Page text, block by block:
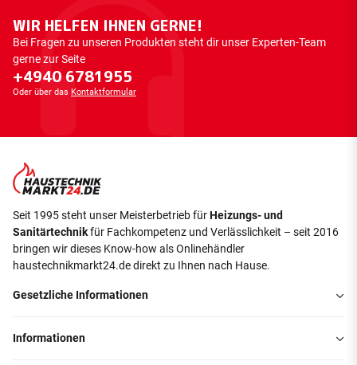
WIR HELFEN IHNEN GERNE!
Bei Fragen zu unseren Produkten steht dir unser Experten-Team
gerne zur Seite
+4940 6781955
Oder über das Kontaktformular
Seit 1995 steht unser Meisterbetrieb fürHeizungs- und
Sanitärtechnikfür Fachkompetenz und Verlässlichkeit – seit 2016
bringen wir dieses Know-how als Onlinehändler
haustechnikmarkt24.de direkt zu Ihnen nach Hause.
Gesetzliche Informationen
Informationen